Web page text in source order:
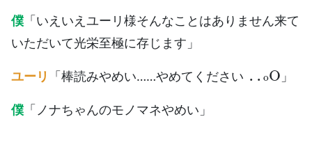
僕 「いえいえユーリ様そんなことはありません来て
いただいて光栄至極に存じます」
ユーリ 「棒読みやめい……やめてください
」
僕 「ノナちゃんのモノマネやめい」